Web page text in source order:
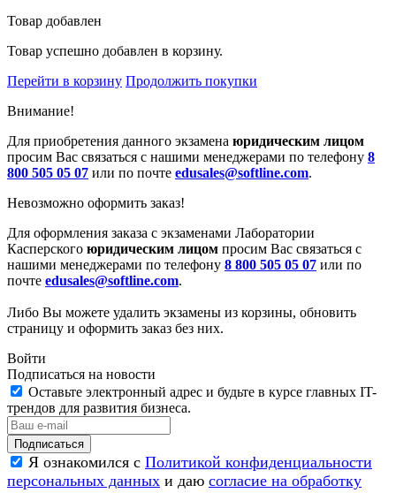
Товар добавлен
Товар успешно добавлен в корзину.
Перейти в корзину Продолжить покупки
Внимание!
Для приобретения данного экзамена юридическим лицом
просим Вас связаться с нашими менеджерами по телефону 8
800 505 05 07 или по почте edusales@softline.com.
Невозможно оформить заказ!
Для оформления заказа с экзаменами Лаборатории
Касперского юридическим лицом просим Вас связаться с
нашими менеджерами по телефону 8 800 505 05 07 или по
почте edusales@softline.com.
Либо Вы можете удалить экзамены из корзины, обновить
страницу и оформить заказ без них.
Войти
Подписаться на новости
Оставьте электронный адрес и будьте в курсе главных IT-
трендов для развития бизнеса.
Я ознакомился с Политикой конфиденциальности
персональных данных и даю согласие на обработку